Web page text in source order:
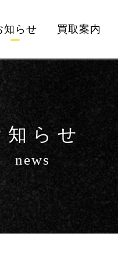
知らせ 買取案内
知らせ
news